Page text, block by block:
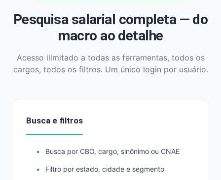
Pesquisa salarial completa — do
macro ao detalhe
Acesso ilimitado a todas as ferramentas, todos os
cargos, todos os filtros. Um único login por usuário.
Busca e filtros
Busca por CBO, cargo, sinônimo ou CNAE
Filtro por estado, cidade e segmento